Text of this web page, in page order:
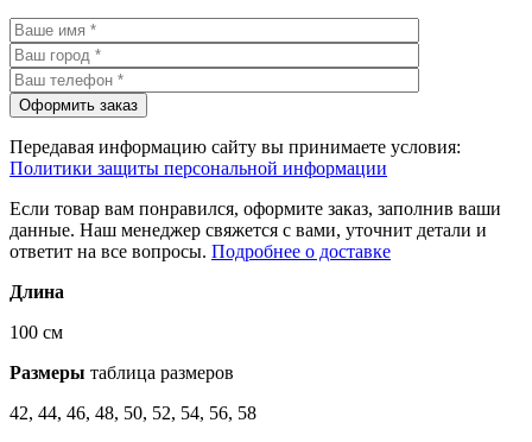
Передавая информацию сайту вы принимаете условия:
Политики защиты персональной информации
Если товар вам понравился, оформите заказ, заполнив ваши
данные. Наш менеджер свяжется с вами, уточнит детали и
ответит на все вопросы. Подробнее о доставке
Длина
100 см
Размеры таблица размеров
42, 44, 46, 48, 50, 52, 54, 56, 58